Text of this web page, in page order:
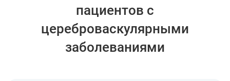
пациентов с
цереброваскулярными
заболеваниями